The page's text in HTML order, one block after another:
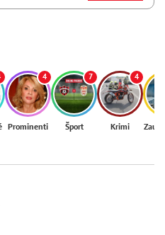
4
Prominenti
7
Šport
4
Krimi